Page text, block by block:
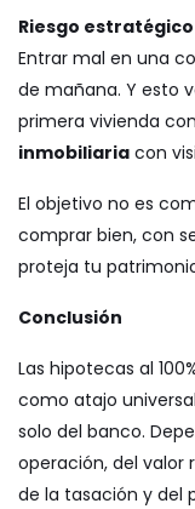
Riesgo estratégico
Entrar mal en una
de mañana. Y esto
primera vivienda
inmobiliaria con
El objetivo no es
comprar bien, con
proteja tu
Conclusión
Las hipotecas al
como atajo
solo del banco.
operación, del valor
de la tasación y del